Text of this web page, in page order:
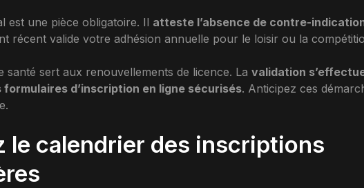
est une pièce obligatoire. Il atteste l’absence de contre-
récent valide votre adhésion annuelle pour le loisir ou la
santé sert aux renouvellements de licence. La validation
formulaires d’inscription en ligne sécurisés. Anticipez ces
le calendrier des inscriptions